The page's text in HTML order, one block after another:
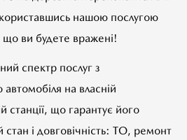
нашою послугою
ви будете вражені!
спектр послуг з
на власній
станції, що гарантує його
стан і довговічність: ТО, ремонт